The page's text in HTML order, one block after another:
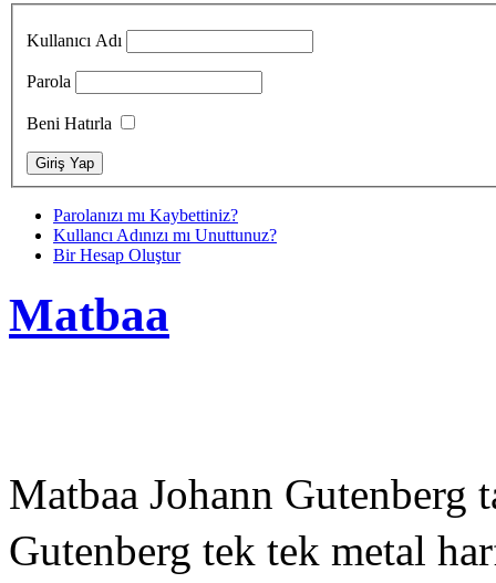
Kullanıcı Adı
Parola
Beni Hatırla
Parolanızı mı Kaybettiniz?
Kullancı Adınızı mı Unuttunuz?
Bir Hesap Oluştur
Matbaa
Matbaa Johann Gutenberg
Gutenberg tek tek metal